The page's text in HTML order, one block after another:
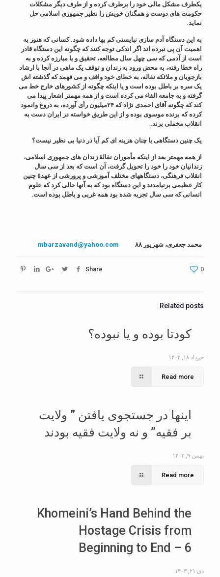
یکطرف مشکل مالی خود را برطرف کرده و از طرف دیگر مشکلات
حکومت های دوست و همگنان خویش را نظیر جمهوری اسلامی حل
نماید.
به این دستگاه آدم سازی نبایستی کم بها داده شود. کسانی که هنوز به
اهمیت آن پی نبرده اند اگر اندکی توجه کنند که چگونه این دستگاه قادر
است از آدمی که سی چهل سال مطالعه، تحقیق و یا مبارزه کرده و به
راه خطا رفته، به محض ورود به زندان و توقف یک ماهی در آنجا با ارشاد
بازجویان و ملائکه نقاله، به خطای خود واقف و می فهمد که گذشته اش
یک سره بر باطل بوده است و یا اینکه چگونه از کشورهای خارج خط می
گرفته و به جامعه القاء می کرده است و از همه مهمتر اشعار پیدا می
کند که چگونه آقای احمدی نژاد که ۲۴میلیون رأی آورده، به دروغ وانمود
کرده که برنده موسوی بوده و از این طریق خواسته در ایران دست به
انقلاب مخملی بزند.
یک چنین دستگاهی با چنان هزینه ای کم آیا در دنیا بی نظیر نیست؟
از همه مهمتر بعد از اینکه مأموران نقالۀ زندان های جمهوری اسلامی،
زندانیان خود را خود را تحویل گرفت، آن است که بعد از سی سال
انقلاب فرهنگی، دستگاههای مختلف آموزشی و پرورشی از عهدۀ چنین
کار عظیمی برنیامدند و این دستگاه بود که به آنها حالی کرد که علوم
انسانی که سی سال تجربه شده بود همه غربی و باطل بوده است.
محمد جعفری، شهریور ۸۸ mbarzavand@yahoo.com
Share 0
Related posts
کودتا بوده و یا نبوده؟
خرداد ۱۸, ۱۴۰۴
Read more
اینها در جستجوی یافتن ” ولایت
بر فقیه” و نه ولایت فقیه بودند
بهمن ۹, ۱۴۰۳
Read more
Khomeini’s Hand Behind the
Hostage Crisis from
Beginning to End – 6
دی ۲۱, ۱۴۰۳